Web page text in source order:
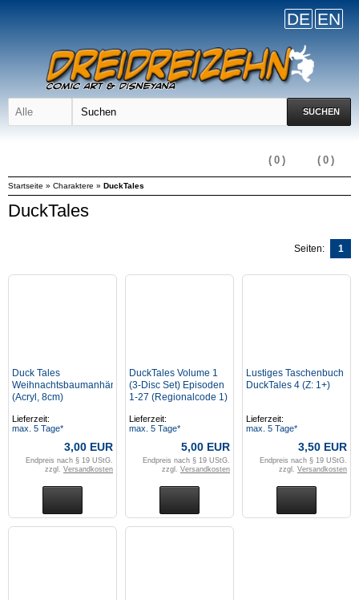
DE EN
SUCHEN
( 0 )
( 0 )
Startseite » Charaktere » DuckTales
DuckTales
Seiten: 1
Duck Tales
Weihnachtsbaumanhänger
(Acryl, 8cm)
Lieferzeit:
max. 5 Tage*
3,00 EUR
Endpreis nach § 19 UStG.
zzgl. Versandkosten
DuckTales Volume 1
(3-Disc Set) Episoden
1-27 (Regionalcode 1)
Lieferzeit:
max. 5 Tage*
5,00 EUR
Endpreis nach § 19 UStG.
zzgl. Versandkosten
Lustiges Taschenbuch
DuckTales 4 (Z: 1+)
Lieferzeit:
max. 5 Tage*
3,50 EUR
Endpreis nach § 19 UStG.
zzgl. Versandkosten